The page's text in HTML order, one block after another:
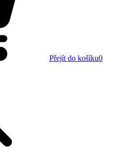
Přejít do košíku0